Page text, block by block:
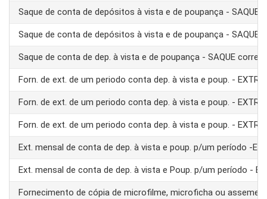
Saque de conta de depósitos à vista e de poupança - SAQUE
Saque de conta de depósitos à vista e de poupança - SAQUE
Saque de conta de dep. à vista e de poupança - SAQUE
Forn. de ext. de um periodo conta dep. à vista e poup. -
Forn. de ext. de um periodo conta dep. à vista e poup. -
Forn. de ext. de um periodo conta dep. à vista e poup. -
Ext. mensal de conta de dep. à vista e poup. p/um período -
Ext. mensal de conta de dep. à vista e Poup. p/um período -
Fornecimento de cópia de microfilme, microficha ou